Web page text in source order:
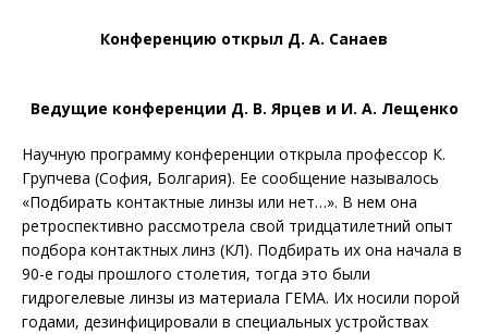
Конференцию открыл Д. А. Санаев
Ведущие конференции Д. В. Ярцев и И. А. Лещенко
Научную программу конференции открыла профессор К.
Групчева (София, Болгария). Ее сообщение называлось
«Подбирать контактные линзы или нет…». В нем она
ретроспективно рассмотрела свой тридцатилетний опыт
подбора контактных линз (КЛ). Подбирать их она начала в
90-е годы прошлого столетия, тогда это были
гидрогелевые линзы из материала ГЕМА. Их носили порой
годами, дезинфицировали в специальных устройствах